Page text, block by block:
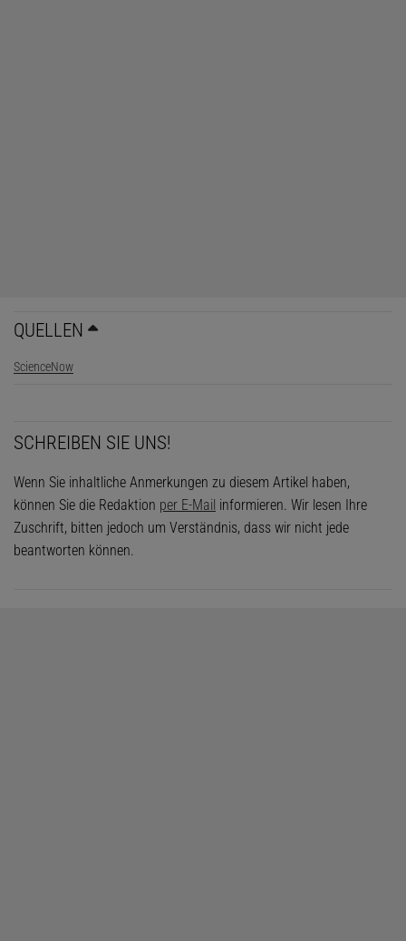
QUELLEN
ScienceNow
SCHREIBEN SIE UNS!
Wenn Sie inhaltliche Anmerkungen zu diesem Artikel haben,
können Sie die Redaktion per E-Mail informieren. Wir lesen Ihre
Zuschrift, bitten jedoch um Verständnis, dass wir nicht jede
beantworten können.